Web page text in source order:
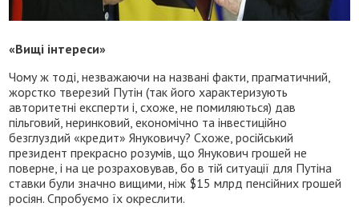
«Вищі інтереси»
Чому ж тоді, незважаючи на названі факти, прагматичний,
жорстко тверезий Путін (так його характеризують
авторитетні експерти і, схоже, не помиляються) дав
пільговий, неринковий, економічно та інвестиційно
безглуздий «кредит» Януковичу? Схоже, російський
президент прекрасно розумів, що Янукович грошей не
поверне, і на це розраховував, бо в тій ситуації для Путіна
ставки були значно вищими, ніж $15 млрд пенсійних грошей
росіян. Спробуємо їх окреслити.